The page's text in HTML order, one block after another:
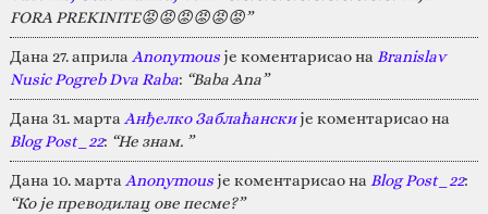
FORA PREKINITE😡😡😡😡😡😡”
Дана 27. априла Anonymousје коментарисао на Branislav
Nusic Pogreb Dva Raba: “Baba Ana”
Дана 31. марта Анђелко Заблаћанскије коментарисао на
Blog Post_22: “Не знам. ”
Дана 10. марта Anonymousје коментарисао на Blog Post_22:
“Ко је преводилац ове песме?”